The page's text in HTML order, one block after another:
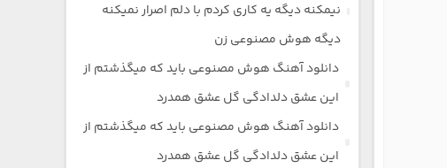
نیمکنه دیگه یه کاری کردم با دلم اصرار نمیکنه
دیگه هوش مصنوعی زن
دانلود آهنگ هوش مصنوعی باید که میگذشتم از
این عشق دلدادگی گل عشق همدرد
دانلود آهنگ هوش مصنوعی باید که میگذشتم از
این عشق دلدادگی گل عشق همدرد